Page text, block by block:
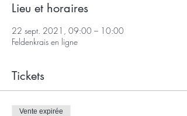
Lieu et horaires
22 sept. 2021, 09:00 – 10:00
Feldenkrais en ligne
Tickets
Vente expirée